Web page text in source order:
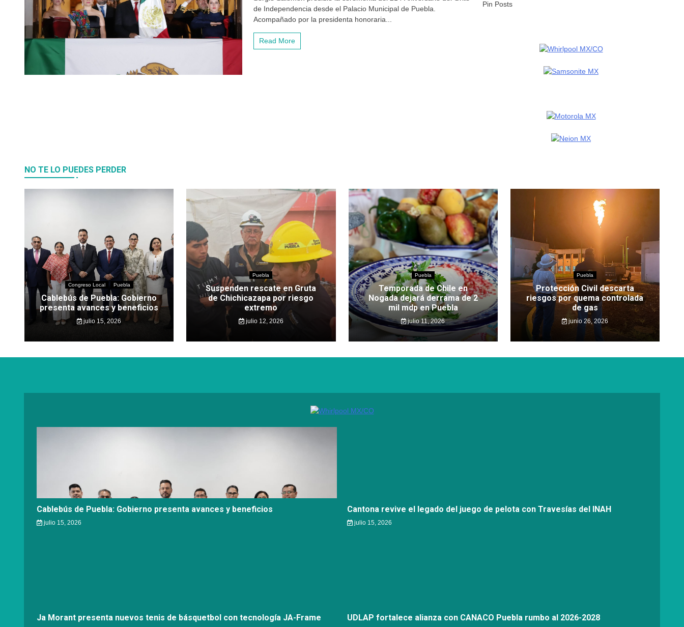
de Independencia desde el Palacio Municipal de Puebla.
Acompañado por la presidenta honoraria...
Read More
Pin Posts
NO TE LO PUEDES PERDER
Congreso Local Puebla
Cablebús de Puebla: Gobierno
presenta avances y beneficios
julio 15, 2026
Puebla
Suspenden rescate en Gruta
de Chichicazapa por riesgo
extremo
julio 12, 2026
Puebla
Temporada de Chile en
Nogada dejará derrama de 2
mil mdp en Puebla
julio 11, 2026
Puebla
Protección Civil descarta
riesgos por quema controlada
de gas
junio 26, 2026
Cablebús de Puebla: Gobierno presenta avances y beneficios
julio 15, 2026
Cantona revive el legado del juego de pelota con Travesías del INAH
julio 15, 2026
Ja Morant presenta nuevos tenis de básquetbol con tecnología JA-Frame UDLAP fortalece alianza con CANACO Puebla rumbo al 2026-2028